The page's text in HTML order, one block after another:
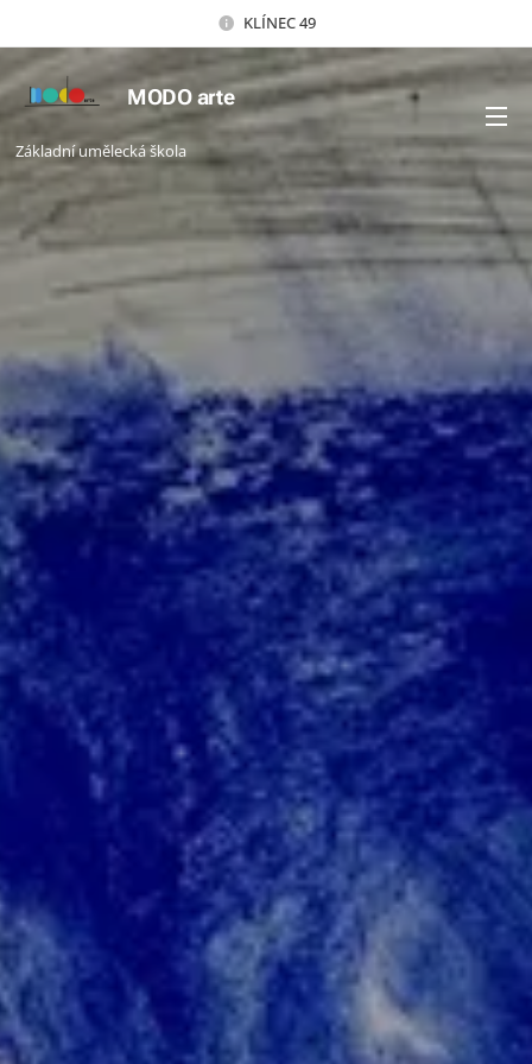
KLÍNEC 49
MODO arte
Základní umělecká škola